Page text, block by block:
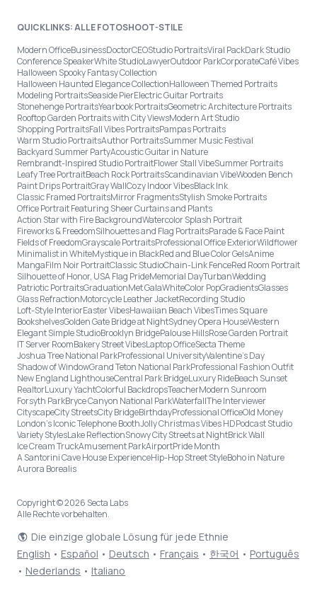
QUICKLINKS: ALLE FOTOSHOOT-STILE
Modern OfficeBusinessDoctorCEOStudio PortraitsViral PackDark Studio
Conference SpeakerWhite StudioLawyerOutdoor ParkCorporateCafé Vibes
Halloween Spooky Fantasy Collection
Halloween Haunted Elegance CollectionHalloween Themed Portraits
Modeling PortraitsSeaside PierElectric Guitar Portraits
Stonehenge PortraitsYearbook PortraitsGeometric Architecture Portraits
Rooftop Garden Portraits with City ViewsModern Art Studio
Shopping PortraitsFall Vibes PortraitsPampas Portraits
Warm Studio PortraitsAuthor PortraitsSummer Music Festival
Backyard Summer PartyAcoustic Guitar in Nature
Rembrandt-Inspired Studio PortraitFlower Stall VibeSummer Portraits
Leafy Tree PortraitBeach Rock PortraitsScandinavian VibeWooden Bench
Paint Drips PortraitGray WallCozy Indoor VibesBlack Ink
Classic Framed PortraitsMirror FragmentsStylish Smoke Portraits
Office Portrait Featuring Sheer Curtains and Plants
Action Star with Fire BackgroundWatercolor Splash Portrait
Fireworks & FreedomSilhouettes and Flag PortraitsParade & Face Paint
Fields of FreedomGrayscale PortraitsProfessional Office ExteriorWildflower
Minimalist in WhiteMystique in BlackRed and Blue Color GelsAnime
MangaFilm Noir PortraitClassic StudioChain-Link FenceRed Room Portrait
Silhouette of Honor, USA Flag PrideMemorial DayTurbanWedding
Patriotic PortraitsGraduationMet GalaWhiteColor PopGradientsGlasses
Glass RefractionMotorcycle Leather JacketRecording Studio
Loft-Style InteriorEaster VibesHawaiian Beach VibesTimes Square
BookshelvesGolden Gate Bridge at NightSydney Opera HouseWestern
Elegant Simple StudioBrooklyn BridgePalouse HillsRose Garden Portrait
IT Server RoomBakery Street VibesLaptop OfficeSecta Theme
Joshua Tree National ParkProfessional UniversityValentine's Day
Shadow of WindowGrand Teton National ParkProfessional Fashion Outfit
New England LighthouseCentral Park BridgeLuxury RideBeach Sunset
RealtorLuxury YachtColorful BackdropsTeacherModern Sunroom
Forsyth ParkBryce Canyon National ParkWaterfallThe Interviewer
CityscapeCity StreetsCity BridgeBirthdayProfessional OfficeOld Money
London’s Iconic Telephone BoothJolly Christmas Vibes HDPodcast Studio
Variety StylesLake ReflectionSnowy City Streets at NightBrick Wall
Ice Cream TruckAmusement ParkAirportPride Month
A Santorini Cave House ExperienceHip-Hop Street StyleBoho in Nature
Aurora Borealis
Copyright © 2026 Secta Labs
Alle Rechte vorbehalten.
Die einzige globale Lösung für jede Ethnie
English • Español • Deutsch • Français • 한국어 • Português
• Nederlands • Italiano